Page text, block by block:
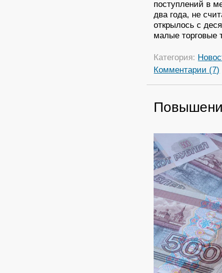
поступлений в
два года, не
открылось с
малые торговые
Категория:
Комментарии (7)